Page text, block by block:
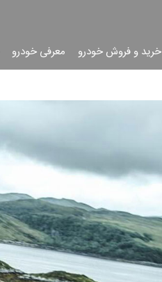
خرید و فروش خودرو معرفی خودرو